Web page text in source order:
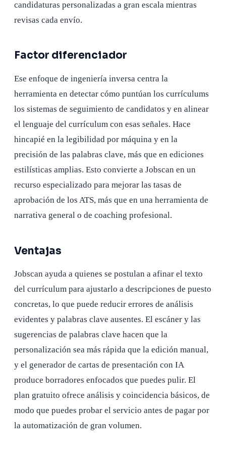
candidaturas personalizadas a gran escala mientras
revisas cada envío.
Factor diferenciador
Ese enfoque de ingeniería inversa centra la
herramienta en detectar cómo puntúan los currículums
los sistemas de seguimiento de candidatos y en alinear
el lenguaje del currículum con esas señales. Hace
hincapié en la legibilidad por máquina y en la
precisión de las palabras clave, más que en ediciones
estilísticas amplias. Esto convierte a Jobscan en un
recurso especializado para mejorar las tasas de
aprobación de los ATS, más que en una herramienta de
narrativa general o de coaching profesional.
Ventajas
Jobscan ayuda a quienes se postulan a afinar el texto
del currículum para ajustarlo a descripciones de puesto
concretas, lo que puede reducir errores de análisis
evidentes y palabras clave ausentes. El escáner y las
sugerencias de palabras clave hacen que la
personalización sea más rápida que la edición manual,
y el generador de cartas de presentación con IA
produce borradores enfocados que puedes pulir. El
plan gratuito ofrece análisis y coincidencia básicos, de
modo que puedes probar el servicio antes de pagar por
la automatización de gran volumen.